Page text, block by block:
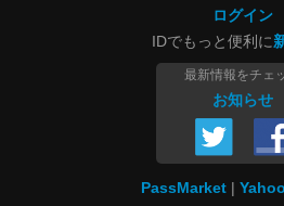
ログイン
IDでもっと便利に
最新情報をチェ
お知らせ
PassMarket